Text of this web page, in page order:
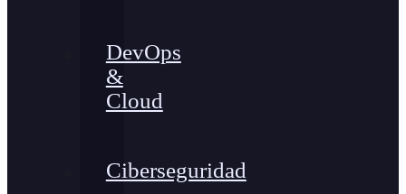
DevOps
&
Cloud
Ciberseguridad